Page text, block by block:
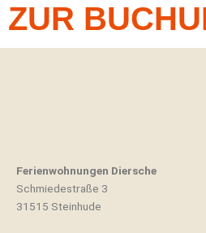
ZUR
Ferienwohnungen Diersche
Schmiedestraße 3
31515 Steinhude